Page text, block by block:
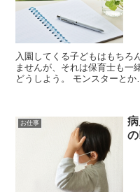
入園してくる子どもはもちろ
ませんが、それは保育士も一緒ですよね
どうしよう。 モンスターとか…じゃないよね？ と私もかつてものす
お仕事